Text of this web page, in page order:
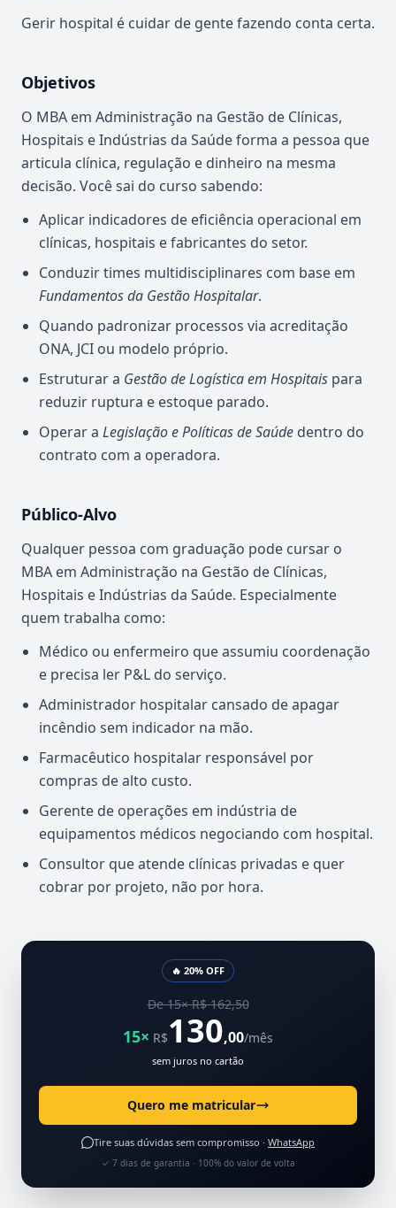
Gerir hospital é cuidar de gente fazendo conta certa.
Objetivos
O MBA em Administração na Gestão de Clínicas,
Hospitais e Indústrias da Saúde forma a pessoa que
articula clínica, regulação e dinheiro na mesma
decisão. Você sai do curso sabendo:
Aplicar indicadores de eficiência operacional em
clínicas, hospitais e fabricantes do setor.
Conduzir times multidisciplinares com base em
Fundamentos da Gestão Hospitalar.
Quando padronizar processos via acreditação
ONA, JCI ou modelo próprio.
Estruturar a Gestão de Logística em Hospitais para
reduzir ruptura e estoque parado.
Operar a Legislação e Políticas de Saúde dentro do
contrato com a operadora.
Público-Alvo
Qualquer pessoa com graduação pode cursar o
MBA em Administração na Gestão de Clínicas,
Hospitais e Indústrias da Saúde. Especialmente
quem trabalha como:
Médico ou enfermeiro que assumiu coordenação
e precisa ler P&L do serviço.
Administrador hospitalar cansado de apagar
incêndio sem indicador na mão.
Farmacêutico hospitalar responsável por
compras de alto custo.
Gerente de operações em indústria de
equipamentos médicos negociando com hospital.
Consultor que atende clínicas privadas e quer
cobrar por projeto, não por hora.
🔥 20% OFF
De 15× R$ 162,50
15× R$130,00/mês
sem juros no cartão
Quero me matricular
Tire suas dúvidas sem compromisso · WhatsApp
✓ 7 dias de garantia · 100% do valor de volta